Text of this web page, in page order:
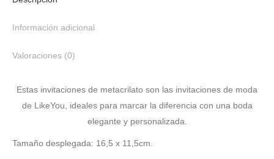
Información adicional
Valoraciones (0)
Estas invitaciones de metacrilato son las invitaciones de moda
de LikeYou, ideales para marcar la diferencia con una boda
elegante y personalizada.
Tamaño desplegada: 16,5 x 11,5cm.